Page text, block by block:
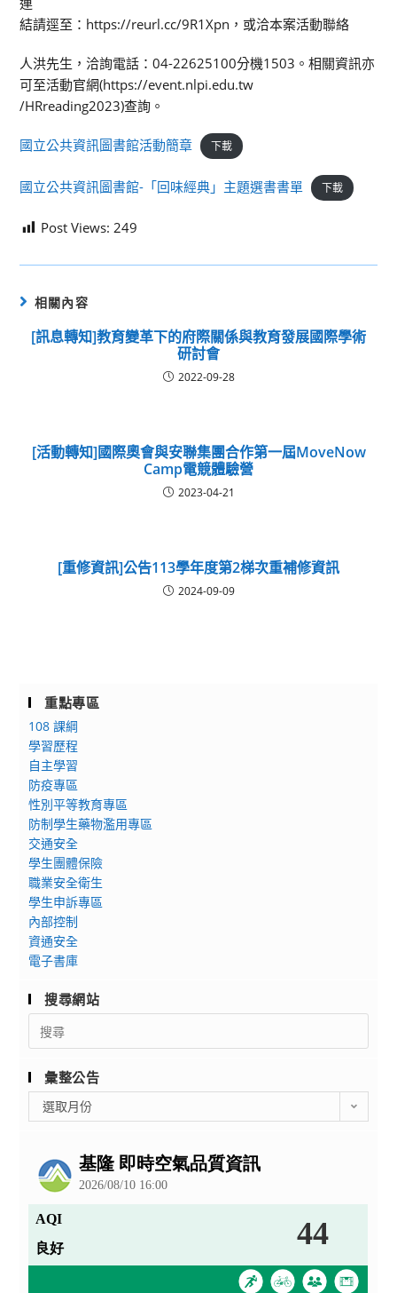
結請逕至：https://reurl.cc/9R1Xpn，或洽本案活動聯絡
人洪先生，洽詢電話：04-22625100分機1503。相關資訊亦
可至活動官網(https://event.nlpi.edu.tw
/HRreading2023)查詢。
國立公共資訊圖書館活動簡章 下載
國立公共資訊圖書館-「回味經典」主題選書書單 下載
Post Views: 249
相關內容
[訊息轉知]教育變革下的府際關係與教育發展國際學術
研討會
2022-09-28
[活動轉知]國際奧會與安聯集團合作第一屆MoveNow
Camp電競體驗營
2023-04-21
[重修資訊]公告113學年度第2梯次重補修資訊
2024-09-09
重點專區
108 課綱
學習歷程
自主學習
防疫專區
性別平等教育專區
防制學生藥物濫用專區
交通安全
學生團體保險
職業安全衛生
學生申訴專區
內部控制
資通安全
電子書庫
搜尋網站
Search
for:
彙整公告
整
選取月份